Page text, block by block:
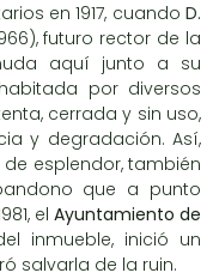
en 1917, cuando D.
futuro rector de la
aquí junto a su
por diversos
cerrada y sin uso,
y degradación. Así,
esplendor, también
que a punto
el Ayuntamiento de
inmueble, inició un
salvarla de la ruin.